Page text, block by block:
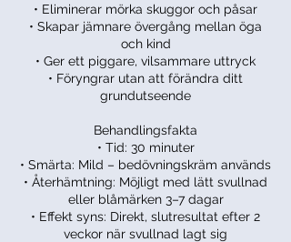
• Eliminerar mörka skuggor och påsar
• Skapar jämnare övergång mellan öga
och kind
• Ger ett piggare, vilsammare uttryck
• Föryngrar utan att förändra ditt
grundutseende
Behandlingsfakta
• Tid: 30 minuter
• Smärta: Mild – bedövningskräm används
• Återhämtning: Möjligt med lätt svullnad
eller blåmärken 3–7 dagar
• Effekt syns: Direkt, slutresultat efter 2
veckor när svullnad lagt sig